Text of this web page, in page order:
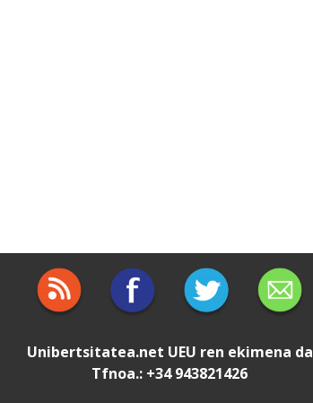
Unibertsitatea.net UEU ren ekimena da
Tfnoa.: +34 943821426